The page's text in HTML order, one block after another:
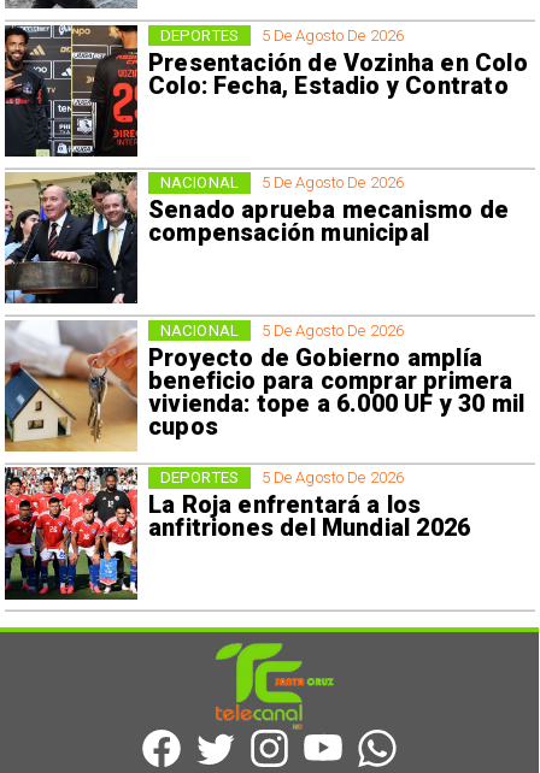
5 De Agosto De 2026
Presentación de Vozinha en Colo
Colo: Fecha, Estadio y Contrato
DEPORTES
5 De Agosto De 2026
Senado aprueba mecanismo de
compensación municipal
NACIONAL
5 De Agosto De 2026
Proyecto de Gobierno amplía
beneficio para comprar primera
vivienda: tope a 6.000 UF y 30 mil
cupos
NACIONAL
5 De Agosto De 2026
La Roja enfrentará a los
anfitriones del Mundial 2026
DEPORTES